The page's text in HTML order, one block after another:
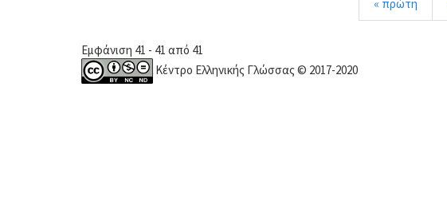
« πρώτη
Εμφάνιση 41 - 41 από 41
Κέντρο Ελληνικής Γλώσσας © 2017-2020